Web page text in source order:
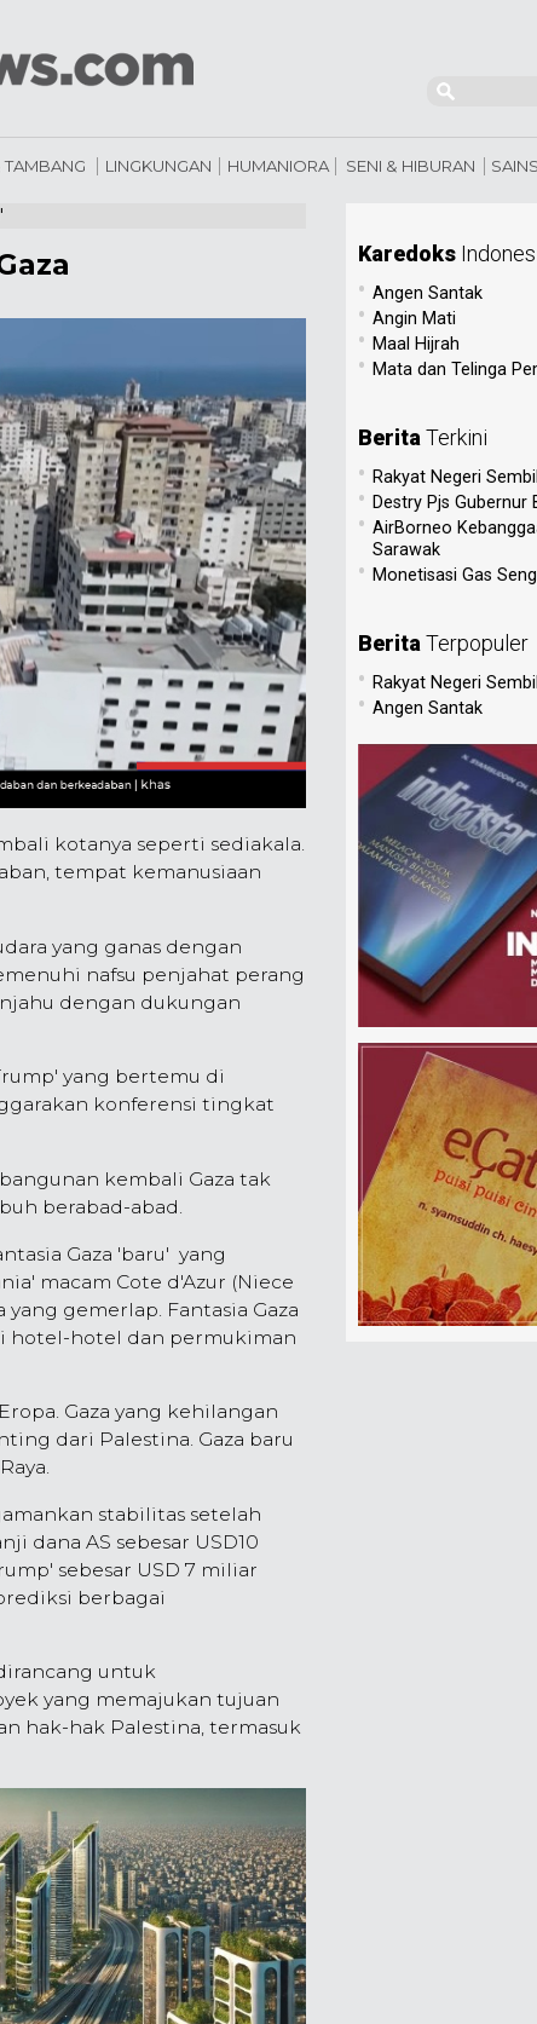
TAMBANG LINGKUNGAN HUMANIORA SENI & HIBURAN
kotanya seperti sediakala.
tempat kemanusiaan
yang ganas dengan
nafsu penjahat perang
dengan dukungan
yang bertemu di
konferensi tingkat
kembali Gaza tak
berabad-abad.
Gaza 'baru' yang
macam Cote d'Azur (Niece
gemerlap. Fantasia Gaza
hotel-hotel dan permukiman
Gaza yang kehilangan
dari Palestina. Gaza baru
stabilitas setelah
dana AS sebesar USD10
sebesar USD 7 miliar
berbagai
untuk
yang memajukan tujuan
hak-hak Palestina, termasuk
Karedoks
• Angen Santak
• Angin Mati
• Maal Hijrah
• Mata dan Telinga
Berita Terkini
• Rakyat Negeri
• Destry Pjs Gubernur
• AirBorneo
Sarawak
• Monetisasi Gas
Berita Terpopuler
• Rakyat Negeri
• Angen Santak